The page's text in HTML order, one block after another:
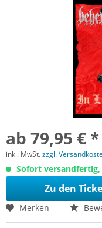
ab 79,95 € *
inkl. MwSt.zzgl.
Sofort
Zu den
Merken